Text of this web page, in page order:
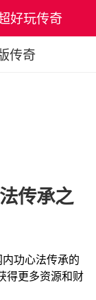
好玩传奇
传奇
传承之
功心法传承的
得更多资源和财